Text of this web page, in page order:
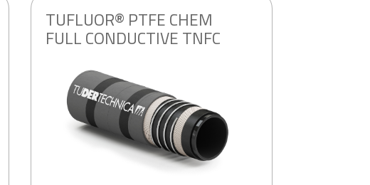
TUFLUOR® PTFE CHEM
FULL CONDUCTIVE TNFC